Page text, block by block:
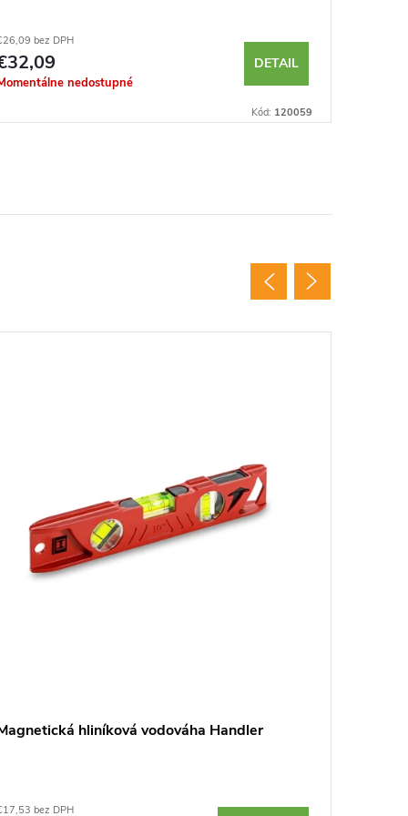
bez DPH
nedostupné
DETAIL
Kód: 120059
hliníková vodováha Handler
bez DPH